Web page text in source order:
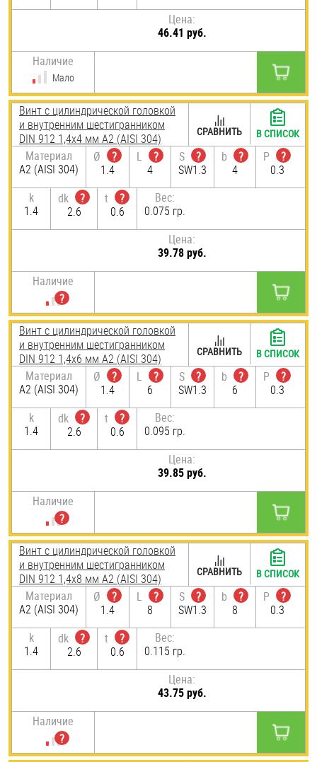
Цена:
46.41 руб.
Наличие
Мало
Винт с цилиндрической головкой
и внутренним шестигранником
DIN 912 1,4х4 мм А2 (AISI 304)
Материал
А2 (AISI 304)
Ø
?
1.4
L
?
4
S
?
SW1.3
b
?
4
P
?
0.3
k
1.4
dk
?
2.6
t
?
0.6
Вес:
0.075 гр.
Цена:
39.78 руб.
Наличие
СРАВНИТЬ В СПИСОК
Винт с цилиндрической головкой
и внутренним шестигранником
DIN 912 1,4х6 мм А2 (AISI 304)
Материал
А2 (AISI 304)
Ø
?
1.4
L
?
6
S
?
SW1.3
b
?
6
P
?
0.3
k
1.4
dk
?
2.6
t
?
0.6
Вес:
0.095 гр.
Цена:
39.85 руб.
Наличие
СРАВНИТЬ В СПИСОК
Винт с цилиндрической головкой
и внутренним шестигранником
DIN 912 1,4х8 мм А2 (AISI 304)
Материал
А2 (AISI 304)
Ø
?
1.4
L
?
8
S
?
SW1.3
b
?
8
P
?
0.3
k
1.4
dk
?
2.6
t
?
0.6
Вес:
0.115 гр.
Цена:
43.75 руб.
Наличие
СРАВНИТЬ В СПИСОК